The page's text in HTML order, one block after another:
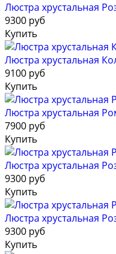
Люстра хрустальная
9300 руб
Купить
Люстра хрустальная
9100 руб
Купить
Люстра хрустальная
7900 руб
Купить
Люстра хрустальная
9300 руб
Купить
Люстра хрустальная
9300 руб
Купить